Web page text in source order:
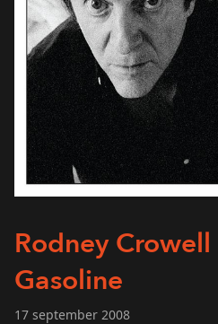
Rodney Crowell
Gasoline
17 september 2008